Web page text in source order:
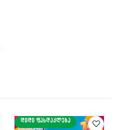
ᲓᲘᲓᲘ ᲤᲐᲡᲓᲐᲙᲚᲔᲑᲐ